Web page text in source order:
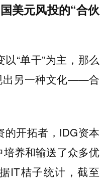
美元风投的“合伙
“单干”为主，那么
出另一种文化——合
开拓者，IDG资本
养和输送了众多优
IT桔子统计，截至